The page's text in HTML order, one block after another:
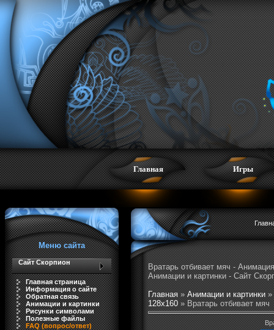
Главная Игры
Меню сайта
Сайт Скорпион
Главная страница
Информация о сайте
Обратная связь
Анимации и картинки
Рисунки символами
Полезные файлы
FAQ (вопрос/ответ)
Вратарь отбивает мяч -
Анимации и картинки - Сайт
Главная » Анимации и картинки »
128x160 » Вратарь отбивает мяч